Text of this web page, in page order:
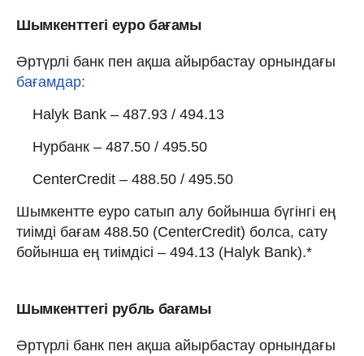
Шымкенттегі еуро бағамы
Әртүрлі банк пен ақша айырбастау орнындағы
бағамдар:
Halyk Bank – 487.93 / 494.13
Нурбанк – 487.50 / 495.50
CenterCredit – 488.50 / 495.50
Шымкентте еуро сатып алу бойынша бүгінгі ең
тиімді бағам 488.50 (CenterCredit) болса, сату
бойынша ең тиімдісі – 494.13 (Halyk Bank).*
Шымкенттегі рубль бағамы
Әртүрлі банк пен ақша айырбастау орнындағы